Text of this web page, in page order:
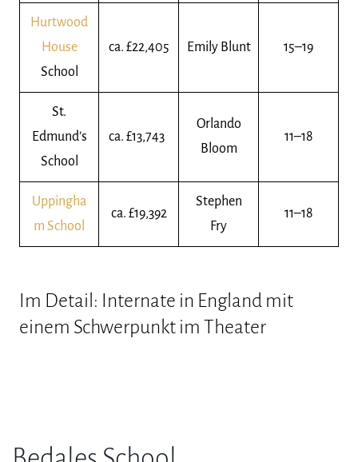
Hurtwood
House
School
ca. £22,405 Emily Blunt 15–19
St.
Edmund’s
School
ca. £13,743
Orlando
Bloom
11–18
Uppingha
m School
ca. £19,392
Stephen
Fry
11–18
Im Detail: Internate in England mit
einem Schwerpunkt im Theater